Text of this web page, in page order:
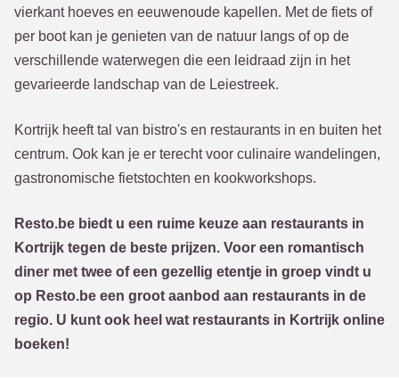
vierkant hoeves en eeuwenoude kapellen. Met de fiets of
per boot kan je genieten van de natuur langs of op de
verschillende waterwegen die een leidraad zijn in het
gevarieerde landschap van de Leiestreek.
Kortrijk heeft tal van bistro's en restaurants in en buiten het
centrum. Ook kan je er terecht voor culinaire wandelingen,
gastronomische fietstochten en kookworkshops.
Resto.be biedt u een ruime keuze aan restaurants in
Kortrijk tegen de beste prijzen. Voor een romantisch
diner met twee of een gezellig etentje in groep vindt u
op Resto.be een groot aanbod aan restaurants in de
regio. U kunt ook heel wat restaurants in Kortrijk online
boeken!